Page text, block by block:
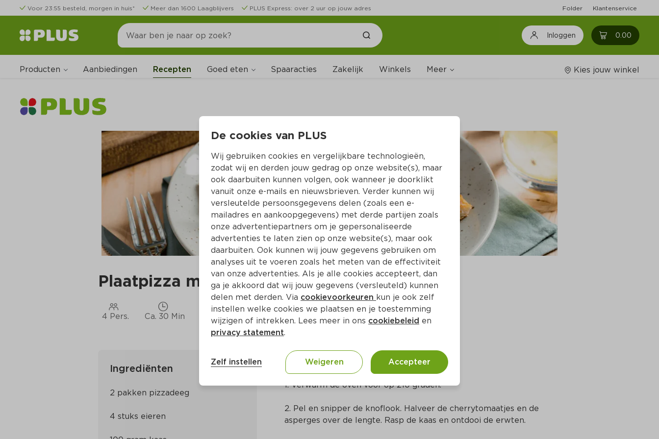
Voor 23:55 besteld, morgen in huis* Meer dan 1600 Laagblijvers PLUS Express: over 2 uur op jouw adres Folder Klantenservice
Inloggen 0.00 0
Producten Aanbiedingen Recepten Goed eten Spaaracties Zakelijk Winkels Meer
Wijnshop
Boodschappenlijstjes
Kies jouw winkel
Plaatpizza met groene groenten en een eitje
4 Pers. Ca. 30 Min
Ingrediënten
2 pakken pizzadeeg
4 stuks eieren
Bereidingswijze
1. Verwarm de oven voor op 210 graden.
2. Pel en snipper de knoflook. Halveer de cherrytomaatjes en de
asperges over de lengte. Rasp de kaas en ontdooi de erwten.
De cookies van PLUS
Wij gebruiken cookies en vergelijkbare technologieën,
zodat wij en derden jouw gedrag op onze website(s), maar
ook daarbuiten kunnen volgen, ook wanneer je doorklikt
vanuit onze e-mails en nieuwsbrieven. Verder kunnen wij
versleutelde persoonsgegevens delen (zoals een e-
mailadres en aankoopgegevens) met derde partijen zoals
onze advertentiepartners om je gepersonaliseerde
advertenties te laten zien op onze website(s), maar ook
daarbuiten. Ook kunnen wij jouw gegevens gebruiken om
analyses uit te voeren zoals het meten van de effectiviteit
van onze advertenties. Als je alle cookies accepteert, dan
ga je akkoord dat wij jouw gegevens (versleuteld) kunnen
delen met derden. Via cookievoorkeuren kun je ook zelf
instellen welke cookies we plaatsen en je toestemming
wijzigen of intrekken. Lees meer in ons cookiebeleid en
privacy statement.
Zelf instellen Weigeren Accepteer